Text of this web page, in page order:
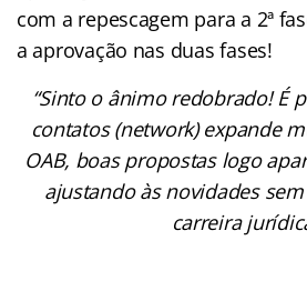
com a repescagem para a 2ª
a aprovação nas duas fases!
“Sinto o ânimo redobrado! É
contatos (network) expande
OAB, boas propostas logo
ajustando às novidades
carreira